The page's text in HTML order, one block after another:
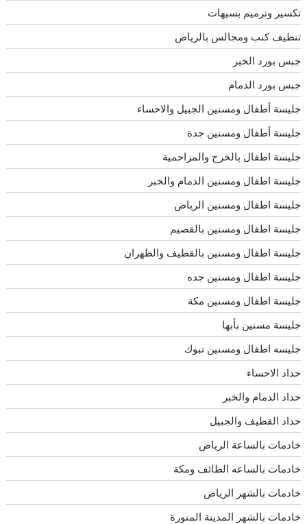
تكسير وترميم بسيهات
تنظيف كنب ومجالس بالرياض
جبس بورد الخبر
جبس بورد الدمام
جليسة أطفال ومسنين الجبيل والاحساء
جليسة أطفال ومسنين جدة
جليسة اطفال بالخرج والمزاحمية
جليسة اطفال ومسنين الدمام والخبر
جليسة اطفال ومسنين الرياض
جليسة اطفال ومسنين بالقصيم
جليسة اطفال ومسنين بالقطيف والظهران
جليسة اطفال ومسنين جده
جليسة اطفال ومسنين مكة
جليسة مسنين بأبها
جليسه اطفال ومسنين تبوك
حداد الاحساء
حداد الدمام والخبر
حداد القطيف والجبيل
خادمات بالساعة الرياض
خادمات بالساعه الطائف ومكة
خادمات بالشهر الرياض
خادمات بالشهر المدينة المنورة